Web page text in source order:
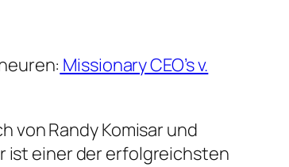
Missionary CEO’s v.
von Randy Komisar und
ist einer der erfolgreichsten